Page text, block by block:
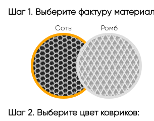
Шаг 1. Выберите фактуру
Соты Ромб
Шаг 2. Выберите цвет ковриков: